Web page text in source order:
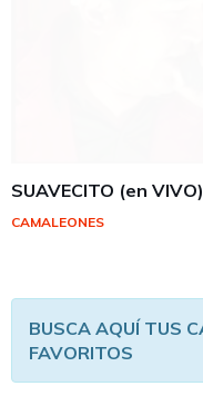
SUAVECITO (en VIVO)
CAMALEONES
BUSCA AQUÍ TUS
FAVORITOS